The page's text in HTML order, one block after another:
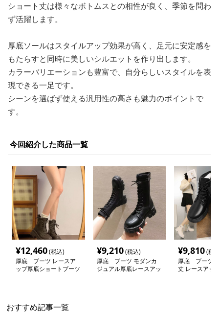
ショート丈は様々なボトムスとの相性が良く、季節を問わ
ず活躍します。
厚底ソールはスタイルアップ効果が高く、足元に安定感を
もたらすと同時に美しいシルエットを作り出します。
カラーバリエーションも豊富で、自分らしいスタイルを表
現できる一足です。
シーンを選ばず使える汎用性の高さも魅力のポイントで
す。
今回紹介した商品一覧
¥12,460(税込)
厚底 ブーツ レースア
ップ厚底ショートブーツ
¥9,210(税込)
厚底 ブーツ モダンカ
ジュアル厚底レースアッ
¥9,810(税
厚底 ブーツ
丈 レースアッ
おすすめ記事一覧